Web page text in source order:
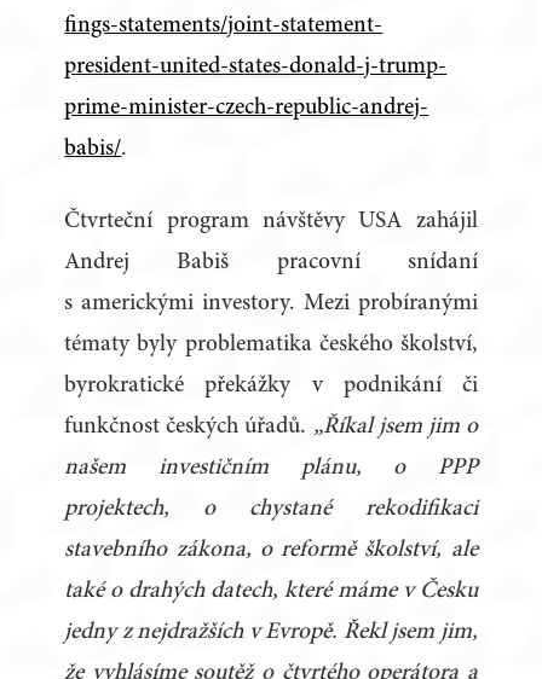
fings-statements/joint-statement-
president-united-states-donald-j-trump-
prime-minister-czech-republic-andrej-
babis/.
Čtvrteční program návštěvy USA zahájil
Andrej Babiš pracovní snídaní
s americkými investory. Mezi probíranými
tématy byly problematika českého školství,
byrokratické překážky v podnikání či
funkčnost českých úřadů. „Říkal jsem jim o
našem investičním plánu, o PPP
projektech, o chystané rekodifikaci
stavebního zákona, o reformě školství, ale
také o drahých datech, které máme v Česku
jedny z nejdražších v Evropě. Řekl jsem jim,
že vyhlásíme soutěž o čtvrtého operátora a